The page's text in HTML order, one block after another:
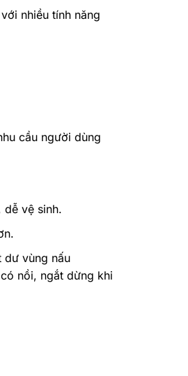
nhiều tính năng
cầu người dùng
dễ vệ sinh.
dư vùng nấu
nồi, ngắt dừng khi